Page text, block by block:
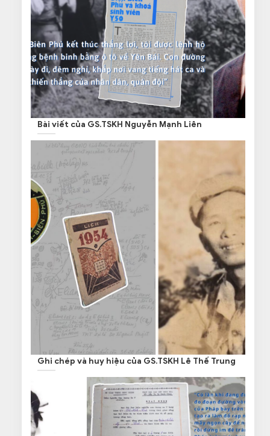
Bài viết của GS.TSKH Nguyễn Mạnh Liên
Ghi chép và huy hiệu của GS.TSKH Lê Thế Trung